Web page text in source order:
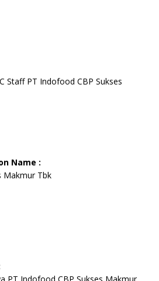
Staff PT Indofood CBP Sukses
Name :
Makmur Tbk
PT Indofood CBP Sukses Makmur